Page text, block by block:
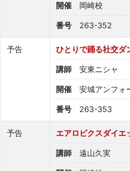
開催 岡崎校
番号 263-352
予告 ひとりで踊る社交ダ
講師 安東ニシャ
開催 安城アンフォ
番号 263-353
予告 エアロビクスダイエ
講師 遠山久実